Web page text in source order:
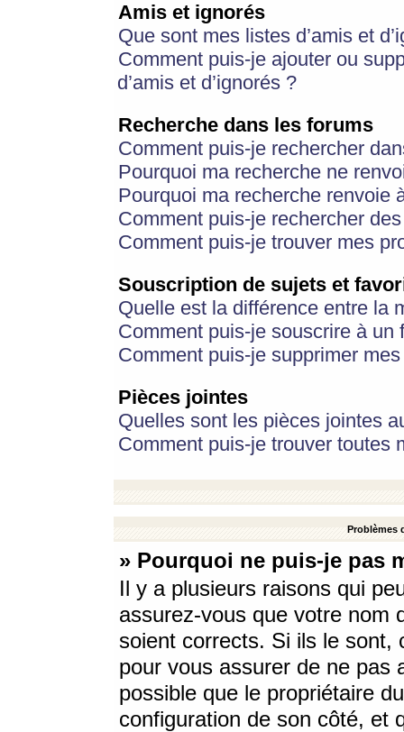
Amis et ignorés
Que sont mes listes d’amis et
Comment puis-je ajouter ou
d’amis et d’ignorés ?
Recherche dans les forums
Comment puis-je rechercher
Pourquoi ma recherche ne
Pourquoi ma recherche renvoie
Comment puis-je rechercher
Comment puis-je trouver mes
Souscription de sujets et
Quelle est la différence entre la
Comment puis-je souscrire à
Comment puis-je supprimer
Pièces jointes
Quelles sont les pièces jointes
Comment puis-je trouver toutes
Problèmes
» Pourquoi ne puis-je pas
Il y a plusieurs raisons qui
assurez-vous que votre nom
soient corrects. Si ils le sont,
pour vous assurer de ne pas
possible que le propriétaire
configuration de son côté, et